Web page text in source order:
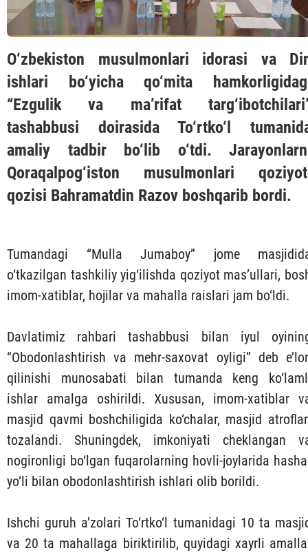
O‘zbekiston musulmonlari idorasi va
ishlari bo‘yicha qo‘mita
“Ezgulik va ma’rifat
tashabbusi doirasida To‘rtko‘l
amaliy tadbir bo‘lib o‘tdi.
Qoraqalpog‘iston musulmonlari
qozisi Bahramatdin Razov boshqarib bordi.
Tumandagi “Mulla Jumaboy” jome
o‘tkazilgan tashkiliy yig‘ilishda qoziyot mas’ullari,
imom-xatiblar, hojilar va mahalla raislari jam bo‘ldi.
Davlatimiz rahbari tashabbusi bilan iyul
“Obodonlashtirish va mehr-saxovat oyligi” deb
qilinishi munosabati bilan tumanda keng
ishlar amalga oshirildi. Xususan, imom-xatiblar
masjid qavmi boshchiligida ko‘chalar, masjid
tozalandi. Shuningdek, imkoniyati cheklangan
nogironligi bo‘lgan fuqarolarning hovli-joylarida
yo‘li bilan obodonlashtirish ishlari olib borildi.
Ishchi guruh a’zolari To‘rtko‘l tumanidagi 10 ta
va 20 ta mahallaga biriktirilib, quyidagi xayrli